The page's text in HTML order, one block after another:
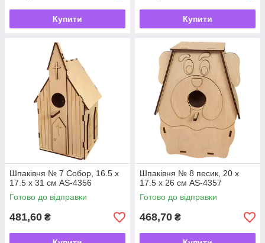
Купити Купити
Шпаківня № 7 Собор, 16.5 х
17.5 х 31 см AS-4356
Готово до відправки
481,60 ₴
Шпаківня № 8 песик, 20 х
17.5 х 26 см AS-4357
Готово до відправки
468,70 ₴